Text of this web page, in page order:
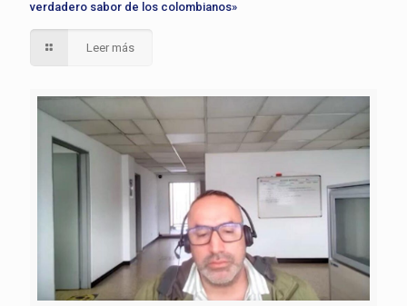
verdadero sabor de los colombianos»
Leer más